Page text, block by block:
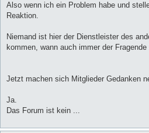
Also wenn ich ein Problem habe und
Reaktion.
Niemand ist hier der Dienstleister des
kommen, wann auch immer der
Jetzt machen sich Mitglieder Gedanken
Ja.
Das Forum ist kein ...